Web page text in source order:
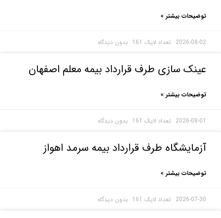
بیشتر »
2026- بدون دیدگاه
سازی طرف قرارداد بیمه معلم اصفهان
بیشتر »
2026- بدون دیدگاه
طرف قرارداد بیمه سرمد اهواز
بیشتر »
2026- بدون دیدگاه